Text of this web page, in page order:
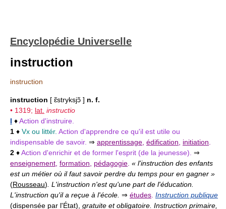
Encyclopédie Universelle
instruction
instruction
instruction [ ɛ̃stryksjɔ̃ ] n. f.
• 1319; lat. instructio
I ♦Action d'instruire.
1 ♦ Vx ou littér. Action d'apprendre ce qu'il est utile ou
indispensable de savoir. ⇒ apprentissage édification initiation
2 ♦Action d'enrichir et de former l'esprit (de la jeunesse). ⇒
enseignement formation pédagogie « l'instruction des enfants
est un métier où il faut savoir perdre du temps pour en gagner »
(Rousseau) . L'instruction n'est qu'une part de l'éducation.
L'instruction qu'il a reçue à l'école. ⇒ études Instruction publique
(dispensée par l'État), gratuite et obligatoire. Instruction primaire,